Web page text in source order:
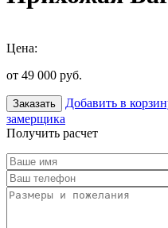
Цена:
от 49 000 руб.
Заказать Добавить в
замерщика
Получить расчет